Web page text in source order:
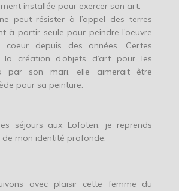
installée pour exercer son art.
peut résister à l’appel des terres
à partir seule pour peindre l’oeuvre
depuis des années. Certes
la création d’objets d’art pour les
par son mari, elle aimerait être
pour sa peinture.
séjours aux Lofoten, je reprends
de mon identité profonde.
avec plaisir cette femme du